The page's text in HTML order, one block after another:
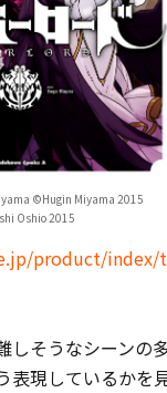
©Hugin Miyama 2015
Oshio 2015
product/index/
しそうなシーンの
表現しているかを